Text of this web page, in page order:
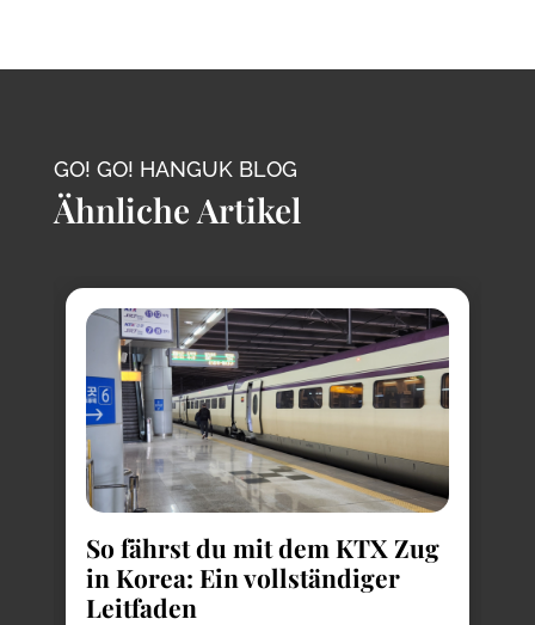
GO! GO! HANGUK BLOG
Ähnliche Artikel
So fährst du mit dem KTX Zug
in Korea: Ein vollständiger
Leitfaden